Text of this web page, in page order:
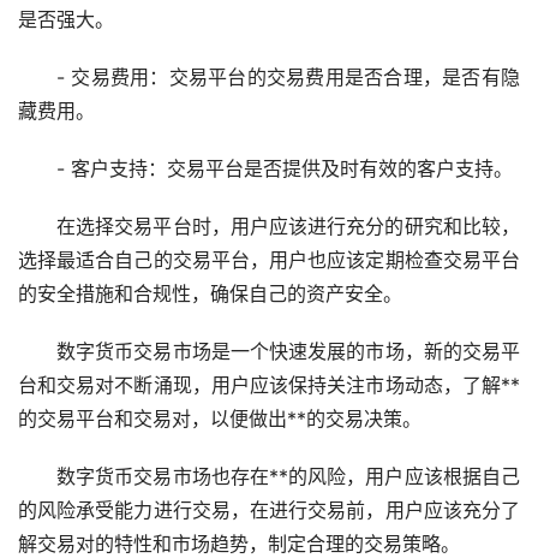
是否强大。
- 交易费用：交易平台的交易费用是否合理，是否有隐
藏费用。
- 客户支持：交易平台是否提供及时有效的客户支持。
在选择交易平台时，用户应该进行充分的研究和比较，
选择最适合自己的交易平台，用户也应该定期检查交易平台
的安全措施和合规性，确保自己的资产安全。
数字货币交易市场是一个快速发展的市场，新的交易平
台和交易对不断涌现，用户应该保持关注市场动态，了解**
的交易平台和交易对，以便做出**的交易决策。
数字货币交易市场也存在**的风险，用户应该根据自己
的风险承受能力进行交易，在进行交易前，用户应该充分了
解交易对的特性和市场趋势，制定合理的交易策略。